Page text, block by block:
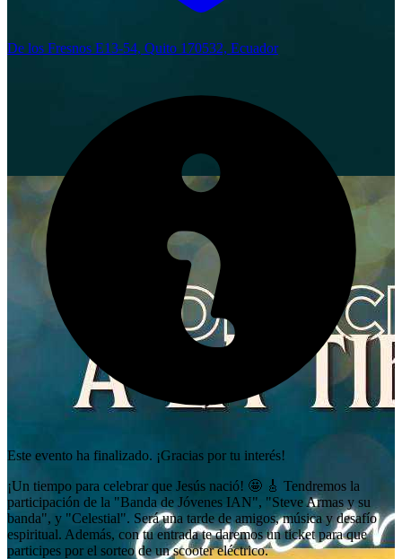
De los Fresnos E13-54, Quito 170532, Ecuador
Este evento ha finalizado. ¡Gracias por tu interés!
¡Un tiempo para celebrar que Jesús nació! 🤩 🎸 Tendremos la
participación de la "Banda de Jóvenes IAN", "Steve Armas y su
banda", y "Celestial". Será una tarde de amigos, música y desafío
espiritual. Además, con tu entrada te daremos un ticket para que
participes por el sorteo de un scooter eléctrico.